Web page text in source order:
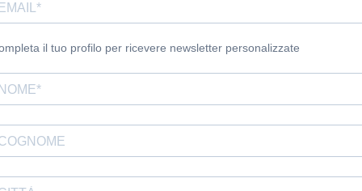
il tuo profilo per ricevere newsletter personalizzate